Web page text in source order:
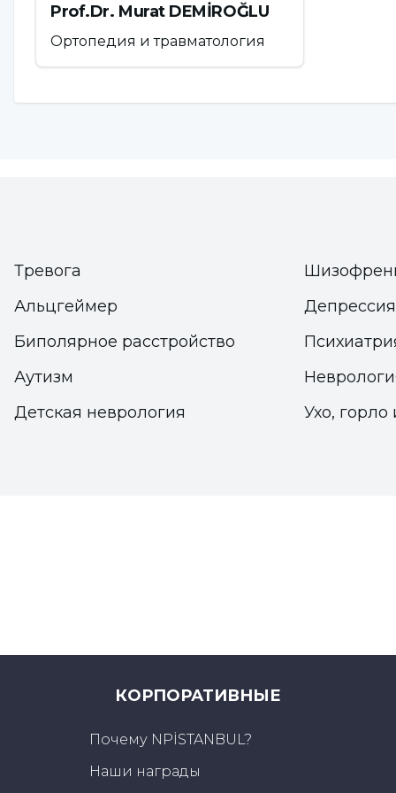
Prof.Dr. Murat DEMİROĞLU
Ортопедия и травматология
Тревога
Альцгеймер
Биполярное расстройство
Аутизм
Детская неврология
Депрессия
Ухо, горло
КОРПОРАТИВНЫЕ
Почему NPİSTANBUL?
Наши награды